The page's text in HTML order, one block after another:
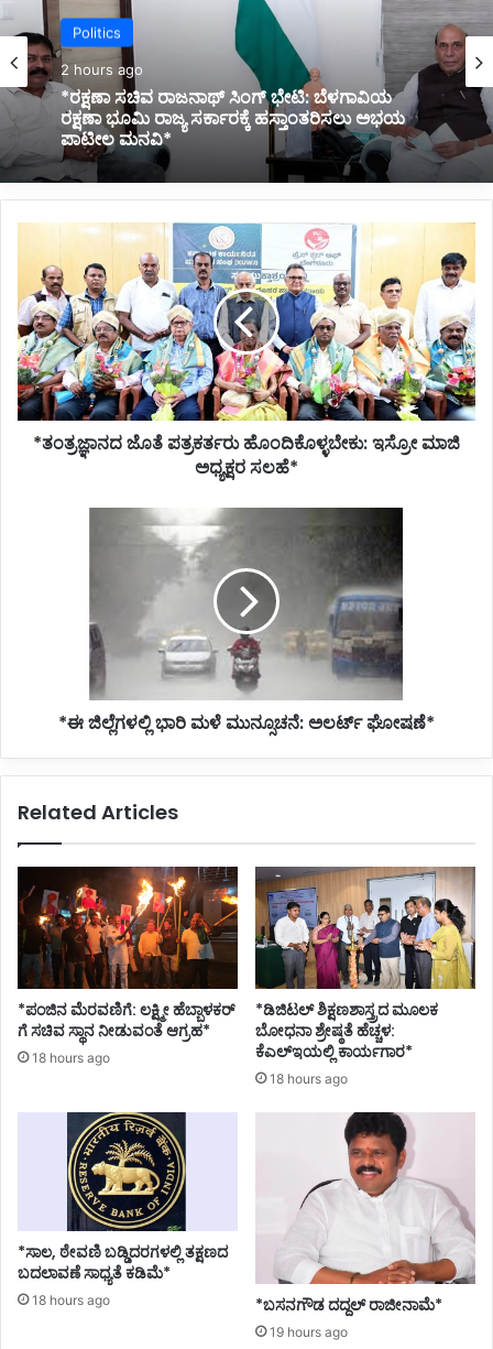
Politics
2 hours ago
*ಮಹದೇವಪ್ಪ ಹೆಸರನ್ನು ಸಿದ್ದರಾಮಯ್ಯ ಸಚಿವರ ಪಟ್ಟಿಯಲ್ಲಿ
ಶಿಫಾರಸು ಮಾಡಿದ್ದರು; ಆದರೆ ಹೈಕಮಾಂಡ್ ಹೊಸಬರನ್ನು
ಆಯ್ಕೆ ಮಾಡಿದೆ: ಸಚಿವ ಯತೀಂದ್ರ ಸ್ಪಷ್ಟನೆ*
*ತಂತ್ರಜ್ಞಾನದ
ಪತ್ರಕರ್ತರು
ಹೊಂದಿಕೊಳ್ಳಬೇಕು:
ಇಸ್ರೋ
ಮಾಜಿ
ಅಧ್ಯಕ್ಷರ
ಸಲಹೆ*
*ತಂತ್ರಜ್ಞಾನದ ಜೊತೆ ಪತ್ರಕರ್ತರು ಹೊಂದಿಕೊಳ್ಳಬೇಕು: ಇಸ್ರೋ ಮಾಜಿ
ಅಧ್ಯಕ್ಷರ ಸಲಹೆ*
*ಈ ಜಿಲ್ಲೆಗಳಲ್ಲಿ ಭಾರಿ ಮಳೆ ಮುನ್ಸೂಚನೆ: ಅಲರ್ಟ್ ಘೋಷಣೆ*
Related Articles
*ಪಂಜಿನ ಮೆರವಣಿಗೆ: ಲಕ್ಷ್ಮೀ ಹೆಬ್ಬಾಳಕರ್
ಗೆ ಸಚಿವ ಸ್ಥಾನ ನೀಡುವಂತೆ ಆಗ್ರಹ*
18 hours ago
*ಡಿಜಿಟಲ್ ಶಿಕ್ಷಣಶಾಸ್ತ್ರದ ಮೂಲಕ
ಬೋಧನಾ ಶ್ರೇಷ್ಠತೆ ಹೆಚ್ಚಳ:
ಕೆಎಲ್ಇಯಲ್ಲಿ ಕಾರ್ಯಗಾರ*
18 hours ago
*ಸಾಲ, ಠೇವಣಿ ಬಡ್ಡಿದರಗಳಲ್ಲಿ ತಕ್ಷಣದ
ಬದಲಾವಣೆ ಸಾಧ್ಯತೆ ಕಡಿಮೆ*
18 hours ago *ಬಸನಗೌಡ ದದ್ದಲ್‌ ರಾಜೀನಾಮೆ*
19 hours ago